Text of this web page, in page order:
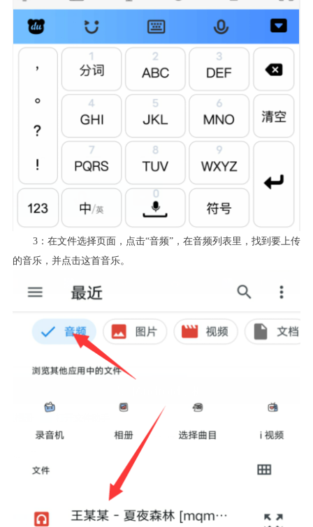
3：在文件选择页面，点击“音频”，在音频列表里，找到要上传
的音乐，并点击这首音乐。